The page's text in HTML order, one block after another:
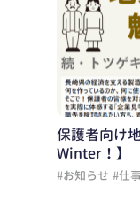
保護者向け
Winter！】
#お知らせ #仕事